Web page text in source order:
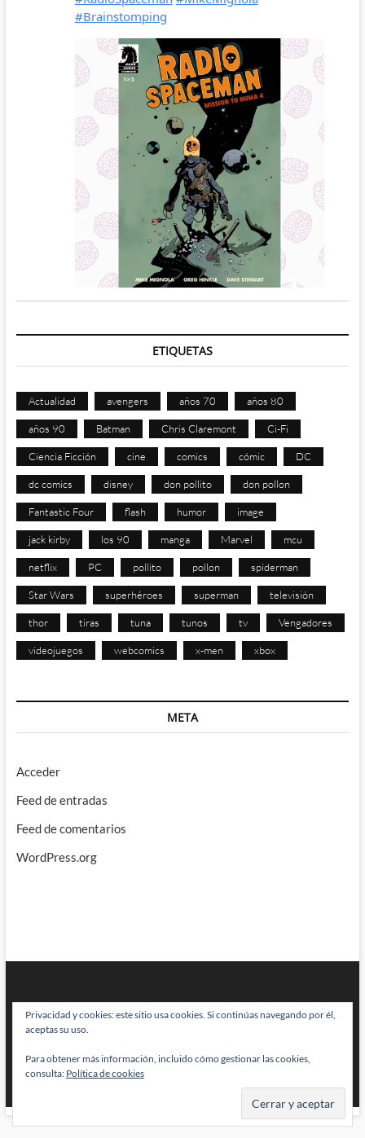
ETIQUETAS
Actualidad avengers años 70 años 80
años 90 Batman Chris Claremont Ci-Fi
Ciencia Ficción cine comics cómic DC
dc comics disney don pollito don pollon
Fantastic Four flash humor image
jack kirby los 90 manga Marvel mcu
netflix PC pollito pollon spiderman
Star Wars superhéroes superman televisión
thor tiras tuna tunos tv Vengadores
videojuegos webcomics x-men xbox
META
Acceder
Feed de entradas
Feed de comentarios
WordPress.org
BRAINSTOMPING| Diseñado por:Theme Freesia|WordPress| © Todos
los derechos reservados
Privacidad y cookies: este sitio usa cookies. Si continúas navegando por él,
aceptas su uso.
Para obtener más información, incluido cómo gestionar las cookies,
consulta: Política de cookies